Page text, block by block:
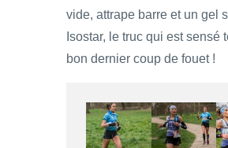
vide, attrape barre et un gel
Isostar, le truc qui est sensé
bon dernier coup de fouet !